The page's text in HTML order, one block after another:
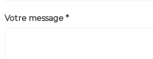
Votre message *